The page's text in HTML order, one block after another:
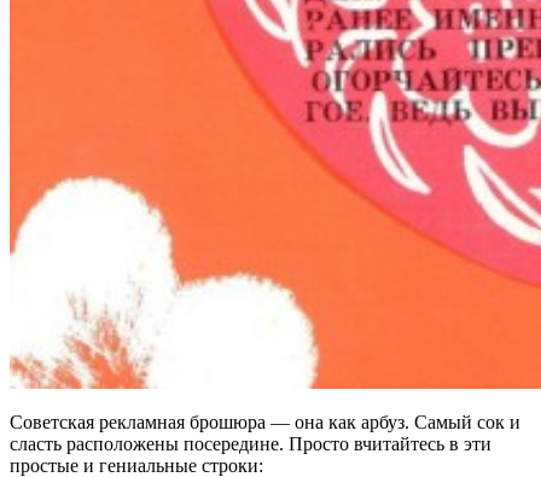
Советская рекламная брошюра — она как арбуз. Самый сок и
сласть расположены посередине. Просто вчитайтесь в эти
простые и гениальные строки: